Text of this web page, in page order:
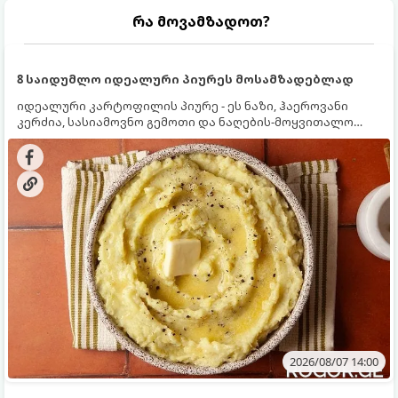
რა მოვამზადოთ?
8 საიდუმლო იდეალური პიურეს მოსამზადებლად
იდეალური კარტოფილის პიურე - ეს ნაზი, ჰაეროვანი
კერძია, სასიამოვნო გემოთი და ნაღების-მოყვითალო
ფერით. მისი მომზადება ძალიან მარტივია, მაგრამ
არსებობს რამდენიმე საიდუმლო, რომლებიც უნდა
იცოდეთ, რომ პიურე იდეალურად გემრიელი გამოვიდეს.
2026/08/07 14:00